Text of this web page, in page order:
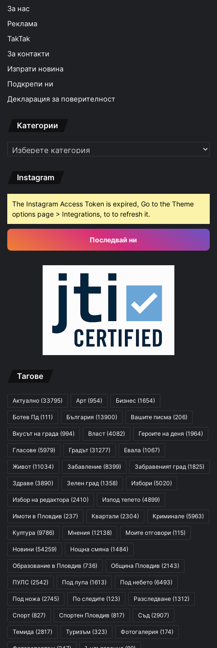
За нас
Реклама
TakTak
За контакти
Изпрати новина
Подкрепи ни
Декларация за поверителност
Категории
Категории
Instagram
The Instagram Access Token is expired, Go to the Theme
options page > Integrations, to to refresh it.
Последвай ни
Тагове
Актуално (33795) Арт (954) Бизнес (1654)
Ботев Пд (111) България (13900) Вашите писма (206)
Вкусът на града (994) Власт (4082) Героите на деня (1964)
Гласове (5979) Градът (31277) Евала (1067)
Живот (11034) Забавление (8399) Забравеният град (1825)
Здраве (3890) Зелен град (1358) Избори (5020)
Избор на редактора (2410) Изпод тепето (4899)
Имоти в Пловдив (237) Квартали (2304) Криминале (5963)
Култура (9786) Мнения (12138) Моите отговори (115)
Новини (54259) Нощна смяна (1484)
Образование в Пловдив (736) Община Пловдив (2143)
ПУЛС (2542) Под лупа (1613) Под небето (6493)
Под ножа (2745) По следите (123) Разследване (1312)
Спорт (827) Спортен Пловдив (817) Съд (2907)
Темида (2817) Туризъм (323) Фотогалерия (174)